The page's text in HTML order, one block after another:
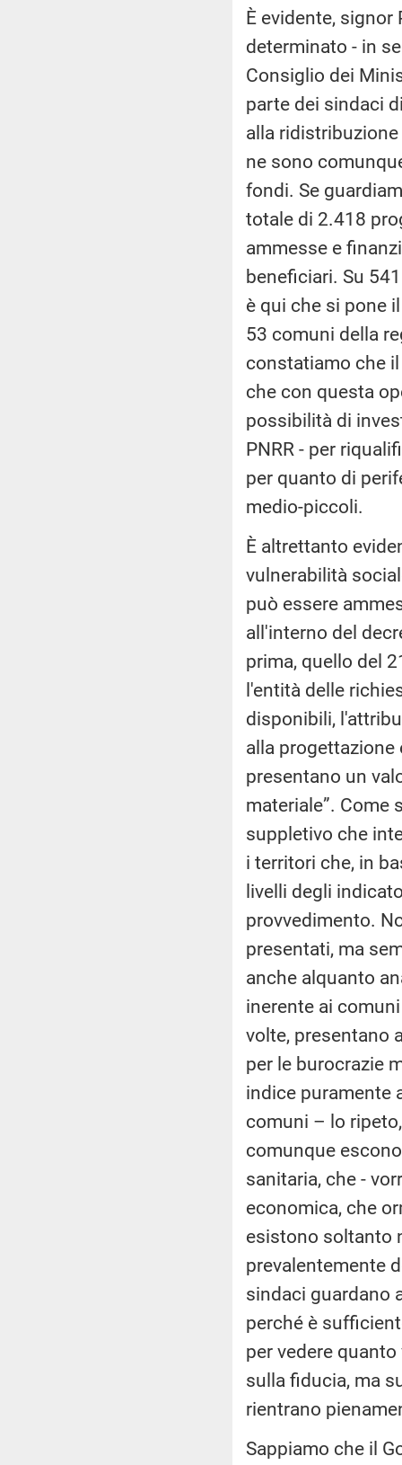
È evidente, signor
determinato - in
Consiglio dei
parte dei sindaci
alla
ne sono
fondi. Se
totale di 2.418
ammesse e
beneficiari. Su
è qui che si pone
53 comuni della
constatiamo che
che con questa
possibilità di
PNRR - per
per quanto di
medio-piccoli.
È altrettanto
vulnerabilità
può essere
all'interno del
prima, quello del
l'entità delle
disponibili,
alla progettazione
presentano un
materiale”. Come
suppletivo che
i territori che, in
livelli degli
provvedimento.
presentati, ma
anche alquanto
inerente ai
volte, presentano
per le burocrazie
indice puramente
comuni – lo
comunque
sanitaria, che -
economica, che
esistono soltanto
prevalentemente
sindaci guardano
perché è
per vedere
sulla fiducia, ma
rientrano
Sappiamo che il